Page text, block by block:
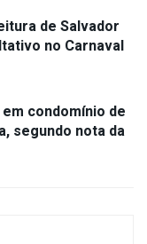
de Salvador
no Carnaval
condomínio de
segundo nota da